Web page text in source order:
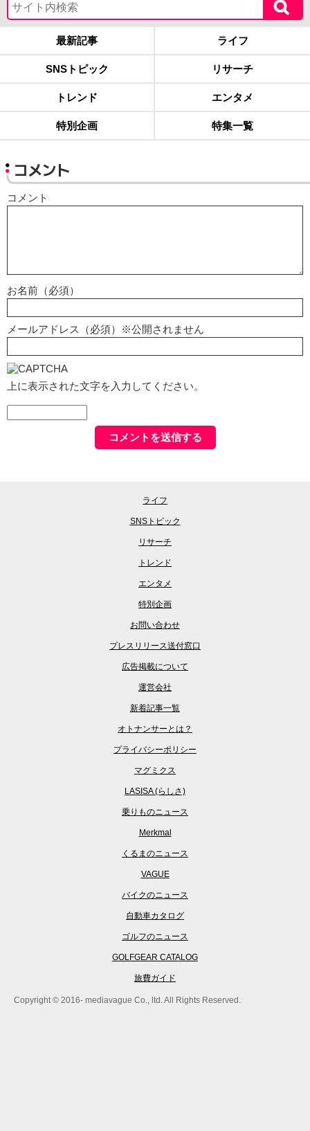
最新記事 ライフ
SNSトピック リサーチ
トレンド エンタメ
特別企画 特集一覧
コメント
コメント
お名前（必須）
メールアドレス（必須）※公開されません
上に表示された文字を入力してください。
ライフ
SNSトピック
リサーチ
トレンド
エンタメ
特別企画
お問い合わせ
プレスリリース送付窓口
広告掲載について
運営会社
新着記事一覧
オトナンサーとは？
プライバシーポリシー
マグミクス
LASISA (らしさ)
乗りものニュース
Merkmal
くるまのニュース
VAGUE
バイクのニュース
自動車カタログ
ゴルフのニュース
GOLFGEAR CATALOG
旅費ガイド
Copyright © 2016- mediavague Co., ltd. All Rights Reserved.